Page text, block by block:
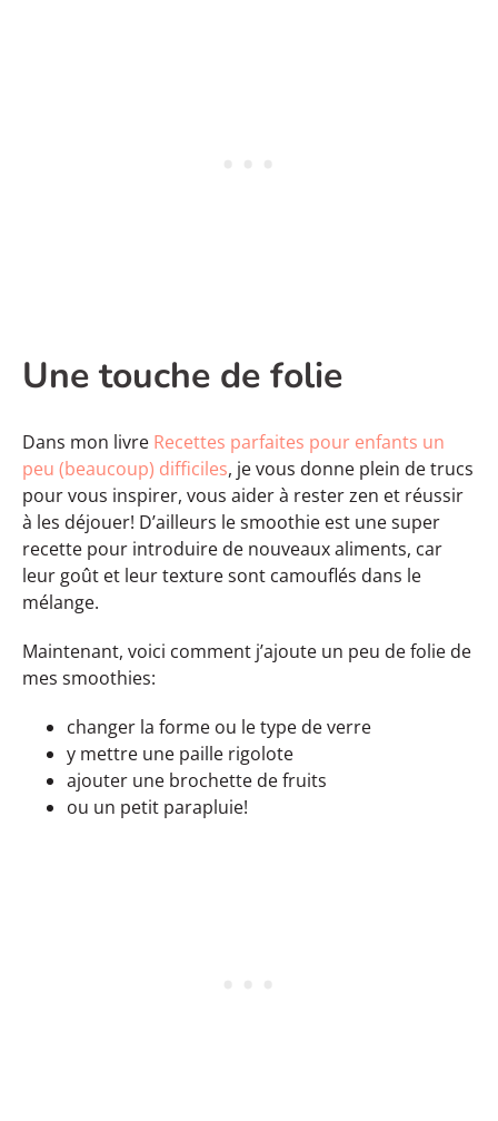
Une touche de folie
Dans mon livre Recettes parfaites pour enfants un
peu (beaucoup) difficiles, je vous donne plein de trucs
pour vous inspirer, vous aider à rester zen et réussir
à les déjouer! D’ailleurs le smoothie est une super
recette pour introduire de nouveaux aliments, car
leur goût et leur texture sont camouflés dans le
mélange.
Maintenant, voici comment j’ajoute un peu de folie de
mes smoothies:
changer la forme ou le type de verre
y mettre une paille rigolote
ajouter une brochette de fruits
ou un petit parapluie!